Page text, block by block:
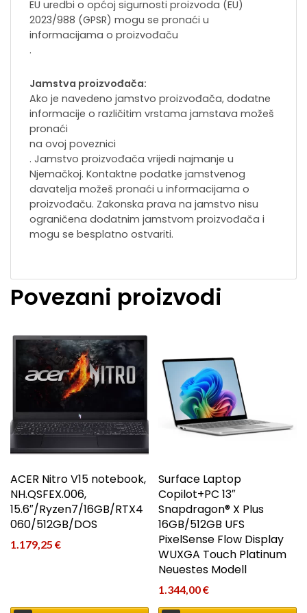
EU uredbi o općoj sigurnosti proizvoda (EU)
2023/988 (GPSR) mogu se pronaći u
informacijama o proizvođaču
.
Jamstva proizvođača:
Ako je navedeno jamstvo proizvođača, dodatne
informacije o različitim vrstama jamstava možeš
pronaći
na ovoj poveznici
. Jamstvo proizvođača vrijedi najmanje u
Njemačkoj. Kontaktne podatke jamstvenog
davatelja možeš pronaći u informacijama o
proizvođaču. Zakonska prava na jamstvo nisu
ograničena dodatnim jamstvom proizvođača i
mogu se besplatno ostvariti.
Povezani proizvodi
ACER Nitro V15 notebook,
NH.QSFEX.006,
15.6″/Ryzen7/16GB/RTX4
060/512GB/DOS
1.179,25 €
Surface Laptop
Copilot+PC 13″
Snapdragon® X Plus
16GB/512GB UFS
PixelSense Flow Display
WUXGA Touch Platinum
Neuestes Modell
1.344,00€